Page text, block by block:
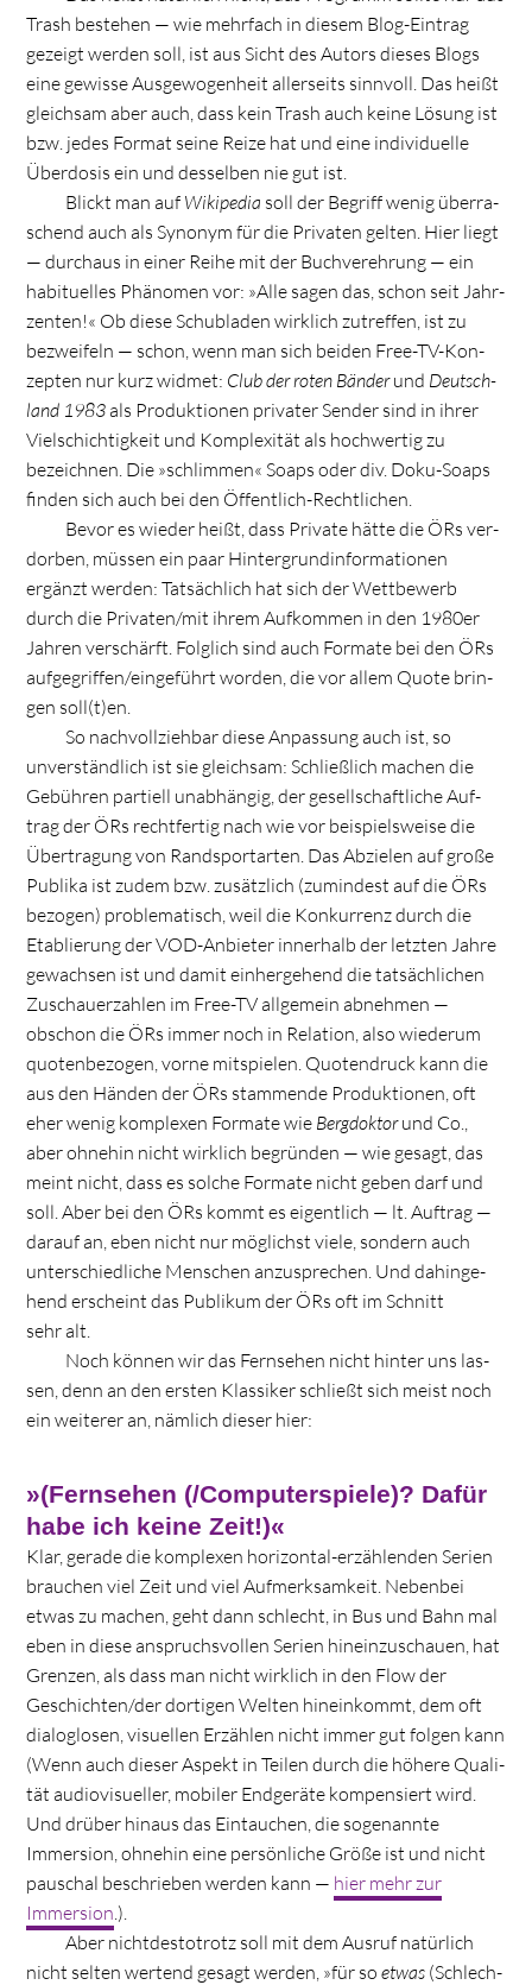
Trash bestehen — wie mehr­fach in die­sem Blog-Ein­trag
gezeigt wer­den soll, ist aus Sicht des Autors die­ses Blogs
eine gewisse Aus­ge­wo­gen­heit aller­seits sinn­voll. Das heißt
gleich­sam aber auch, dass kein Trash auch keine Lösung ist
bzw. jedes For­mat seine Reize hat und eine indi­vi­du­elle
Über­do­sis ein und des­sel­ben nie gut ist.
Blickt man auf Wiki­pe­dia soll der Begriff wenig über­ra­
schend auch als Syn­onym für die Pri­va­ten gel­ten. Hier liegt
— durch­aus in einer Reihe mit der Buch­ver­eh­rung — ein
habi­tu­el­les Phä­no­men vor: »Alle sagen das, schon seit Jahr­
zenten!« Ob diese Schub­la­den wirk­lich zutref­fen, ist zu
bezwei­feln — schon, wenn man sich bei­den Free-TV-Kon­
zep­ten nur kurz wid­met: Club der roten Bän­derund Deutsch­
land 1983als Pro­duk­tio­nen pri­va­ter Sen­der sind in ihrer
Viel­schich­tig­keit und Kom­ple­xi­tät als hoch­wer­tig zu
bezeich­nen. Die »schlim­men« Soaps oder div. Doku-Soaps
fin­den sich auch bei den Öffentlich-Rechtlichen.
Bevor es wie­der heißt, dass Pri­vate hätte die ÖRs ver­
dor­ben, müs­sen ein paar Hin­ter­grund­in­for­ma­tio­nen
ergänzt wer­den: Tat­säch­lich hat sich der Wett­be­werb
durch die Privaten/mit ihrem Auf­kom­men in den 1980er
Jah­ren ver­schärft. Folg­lich sind auch For­mate bei den ÖRs
aufgegriffen/eingeführt wor­den, die vor allem Quote brin­
gen soll(t)en.
So nach­voll­zieh­bar diese Anpas­sung auch ist, so
unver­ständ­lich ist sie gleich­sam: Schließ­lich machen die
Gebüh­ren par­ti­ell unab­hän­gig, der gesell­schaft­li­che Auf­
trag der ÖRs recht­fer­tig nach wie vor bei­spiels­weise die
Über­tra­gung von Rand­sport­ar­ten. Das Abzie­len auf große
Publika ist zudem bzw. zusätz­lich (zumin­dest auf die ÖRs
bezo­gen) pro­ble­ma­tisch, weil die Kon­kur­renz durch die
Eta­blie­rung der VOD-Anbie­ter inner­halb der letz­ten Jahre
gewach­sen ist und damit ein­her­ge­hend die tat­säch­li­chen
Zuschau­er­zah­len im Free-TV all­ge­mein abneh­men —
obschon die ÖRs immer noch in Rela­tion, also wie­derum
quo­ten­be­zo­gen, vorne mit­spie­len. Quo­ten­druck kann die
aus den Hän­den der ÖRs stam­mende Pro­duk­tio­nen, oft
eher wenig kom­ple­xen For­mate wie Berg­dok­torund Co.,
aber ohne­hin nicht wirk­lich begrün­den — wie gesagt, das
meint nicht, dass es sol­che For­mate nicht geben darf und
soll. Aber bei den ÖRs kommt es eigent­lich — lt. Auf­trag —
dar­auf an, eben nicht nur mög­lichst viele, son­dern auch
unter­schied­li­che Men­schen anzu­spre­chen. Und dahin­ge­
hend erscheint das Publi­kum der ÖRs oft im Schnitt
sehr alt.
Noch kön­nen wir das Fern­se­hen nicht hin­ter uns las­
sen, denn an den ers­ten Klas­si­ker schließt sich meist noch
ein wei­te­rer an, näm­lich die­ser hier:
»(Fernsehen (/Computerspiele)? Dafür
habe ich keine Zeit!)«
Klar, gerade die kom­ple­xen hori­zon­tal-erzäh­len­den Serien
brau­chen viel Zeit und viel Auf­merk­sam­keit. Neben­bei
etwas zu machen, geht dann schlecht, in Bus und Bahn mal
eben in diese anspruchs­vol­len Serien hin­ein­zu­schauen, hat
Gren­zen, als dass man nicht wirk­lich in den Flow der
Geschichten/der dor­ti­gen Wel­ten hin­ein­kommt, dem oft
dia­log­lo­sen, visu­el­len Erzäh­len nicht immer gut fol­gen kann
(Wenn auch die­ser Aspekt in Tei­len durch die höhere Qua­li­
tät audio­vi­su­el­ler, mobi­ler End­ge­räte kom­pen­siert wird.
Und drü­ber hin­aus das Ein­tau­chen, die soge­nannte
Immersion, ohne­hin eine per­sön­li­che Größe ist und nicht
pau­schal beschrie­ben wer­den kann — hier mehr zur
Immersion .).
Aber nicht­de­sto­trotz soll mit dem Aus­ruf natür­lich
nicht sel­ten wer­tend gesagt wer­den, »für soetwas (Schlech­